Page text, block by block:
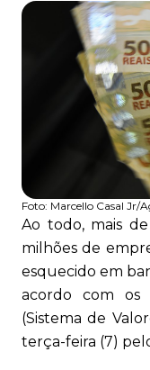
Foto: Marcello Casal Jr/
Ao todo, mais
milhões de
esquecido em
acordo com os
(Sistema de
terça-feira (7)